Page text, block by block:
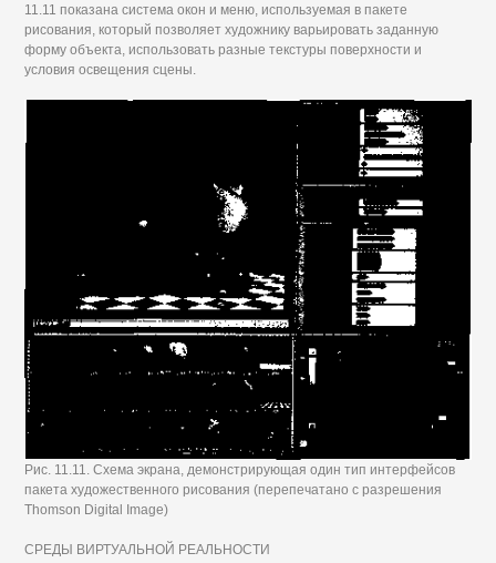
11.11 показана система окон и меню, используемая в пакете
рисования, который позволяет художнику варьировать заданную
форму объекта, использовать разные текстуры поверхности и
условия освещения сцены.
Рис. 11.11. Схема экрана, демонстрирующая один тип интерфейсов
пакета художественного рисования (перепечатано с разрешения
Thomson Digital Image)
СРЕДЫ ВИРТУАЛЬНОЙ РЕАЛЬНОСТИ